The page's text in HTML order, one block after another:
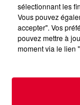
Vendredi 04
La music story
On appelle ça
sélectionnant les
Vous pouvez
accepter". Vos
pouvez mettre à
moment via le lien